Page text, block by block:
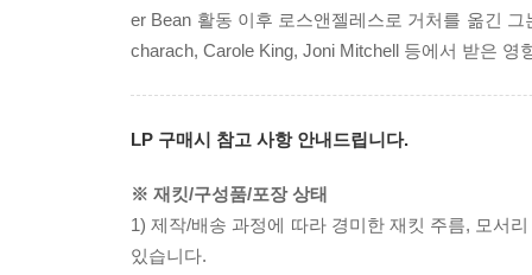
er Bean 활동 이후 로스앤젤레스로 거처를 옮긴
charach, Carole King, Joni Mitchell 등에서 받은
LP 구매시 참고 사항 안내드립니다.
※ 재킷/구성품/포장 상태
1) 제작/배송 과정에 따라 경미한 재킷 주름, 모서
있습니다.